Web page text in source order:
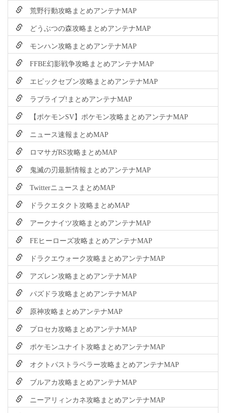
荒野行動攻略まとめアンテナMAP
どうぶつの森攻略まとめアンテナMAP
モンハン攻略まとめアンテナMAP
FFBE幻影戦争攻略まとめアンテナMAP
エピックセブン攻略まとめアンテナMAP
ラブライブ!まとめアンテナMAP
【ポケモンSV】ポケモン攻略まとめアンテナMAP
ニュース速報まとめMAP
ロマサガRS攻略まとめMAP
鬼滅の刃最新情報まとめアンテナMAP
TwitterニュースまとめMAP
ドラクエタクト攻略まとめMAP
アークナイツ攻略まとめアンテナMAP
FEヒーローズ攻略まとめアンテナMAP
ドラクエウォーク攻略まとめアンテナMAP
アズレン攻略まとめアンテナMAP
パズドラ攻略まとめアンテナMAP
原神攻略まとめアンテナMAP
プロセカ攻略まとめアンテナMAP
ポケモンユナイト攻略まとめアンテナMAP
オクトパストラベラー攻略まとめアンテナMAP
ブルアカ攻略まとめアンテナMAP
ニーアリィンカネ攻略まとめアンテナMAP